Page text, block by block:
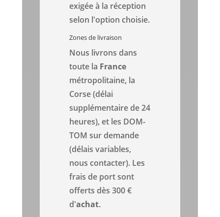
exigée à la réception
selon l'option choisie.
Zones de livraison
Nous livrons dans
toute la France
métropolitaine, la
Corse (délai
supplémentaire de 24
heures), et les DOM-
TOM sur demande
(délais variables,
nous contacter). Les
frais de port sont
offerts dès 300 €
d'achat.